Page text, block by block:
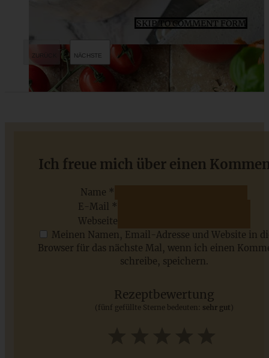
Saftige Apfeltarte mit Rahmguss
Saisonale Rezepte im Juli - meine 7 sommerlichen
SKIP TO COMMENT FORM
Ich freue mich über einen
Name *
E-Mail *
Webseite
Meinen Namen, Email-Adresse und Website in
Browser für das nächste Mal, wenn ich einen
schreibe, speichern.
Rezeptbewertung
(fünf gefüllte Sterne bedeuten: sehr gut )